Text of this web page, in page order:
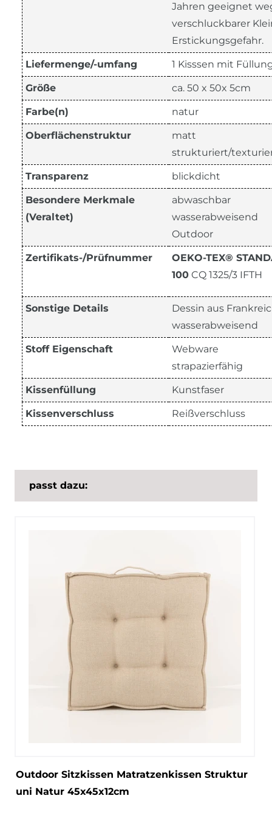
Jahren geeignet
verschluckbarer
Erstickungsgefahr.
Liefermenge/-umfang 1 Kisssen mit
Größe ca. 50 x 50x 5cm
Farbe(n) natur
Oberflächenstruktur
matt
strukturiert/
Transparenz blickdicht
Besondere Merkmale
(Veraltet)
abwaschbar
wasserabweisend
Outdoor
Zertifikats-/Prüfnummer
OEKO-TEX®
100 CQ 1325/3 IFTH
Sonstige Details
Dessin aus
wasserabweisend
Stoff Eigenschaft
Webware
strapazierfähig
Kissenfüllung Kunstfaser
Kissenverschluss Reißverschluss
passt dazu:
Outdoor Sitzkissen Matratzenkissen Struktur
uni Natur 45x45x12cm